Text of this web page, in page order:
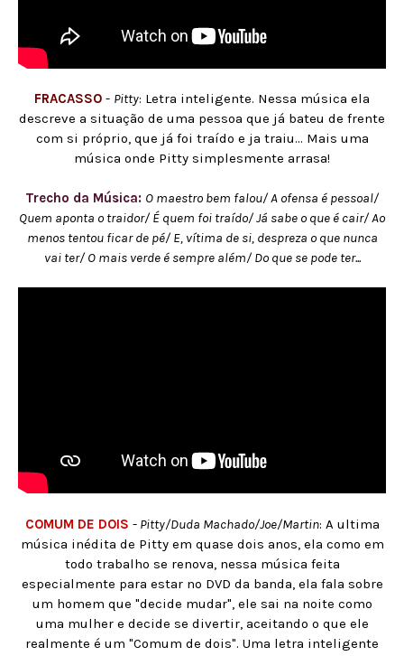
FRACASSO - Pitty: Letra inteligente. Nessa música ela
descreve a situação de uma pessoa que já bateu de frente
com si próprio, que já foi traído e ja traiu... Mais uma
música onde Pitty simplesmente arrasa!
Trecho da Música: O maestro bem falou/ A ofensa é pessoal/
Quem aponta o traidor/ É quem foi traído/ Já sabe o que é cair/ Ao
menos tentou ficar de pé/ E, vítima de si, despreza o que nunca
vai ter/ O mais verde é sempre além/ Do que se pode ter...
COMUM DE DOIS -Pitty/Duda Machado/Joe/Martin: A ultima
música inédita de Pitty em quase dois anos, ela como em
todo trabalho se renova, nessa música feita
especialmente para estar no DVD da banda, ela fala sobre
um homem que "decide mudar", ele sai na noite como
uma mulher e decide se divertir, aceitando o que ele
realmente é um "Comum de dois". Uma letra inteligente